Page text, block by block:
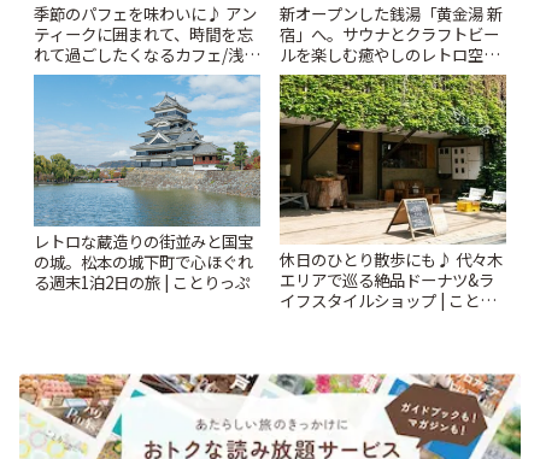
季節のパフェを味わいに♪ アン
ティークに囲まれて、時間を忘
れて過ごしたくなるカフェ/浅草
「annorum cafe」 | ことりっぷ
新オープンした銭湯「黄金湯 新
宿」へ。サウナとクラフトビー
ルを楽しむ癒やしのレトロ空間
| ことりっぷ
レトロな蔵造りの街並みと国宝
の城。松本の城下町で心ほぐれ
る週末1泊2日の旅 | ことりっぷ
休日のひとり散歩にも♪ 代々木
エリアで巡る絶品ドーナツ&ラ
イフスタイルショップ | ことり